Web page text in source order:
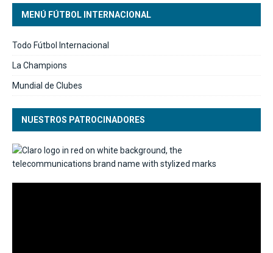
MENÚ FÚTBOL INTERNACIONAL
Todo Fútbol Internacional
La Champions
Mundial de Clubes
NUESTROS PATROCINADORES